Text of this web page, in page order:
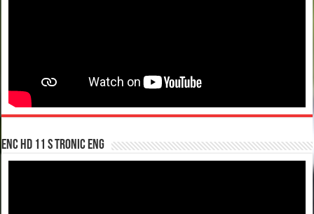
enc hd 11 S tronic ENG